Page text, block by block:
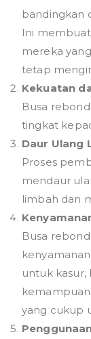
bandingkan
Ini
mereka
tetap
Kekuatan
Busa
tingkat
Daur Ulang
Proses
mendaur
limbah dan
Busa
untuk kasur,
yang cukup